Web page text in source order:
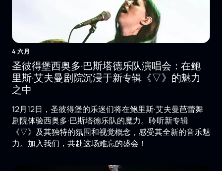
4 六月
圣彼得堡西奥多·巴斯塔德乐队演唱会：在鲍
里斯·艾夫曼剧院沉浸于新专辑《▽》的魅力
之中
12月12日，圣彼得堡的乐迷们将在鲍里斯·艾夫曼芭蕾舞
剧院体验西奥多·巴斯塔德乐队的魔力。聆听新专辑
《▽》及其独特的氛围和视觉概念，感受其全新的音乐魅
力。加入我们，共赴这场难忘的盛会！